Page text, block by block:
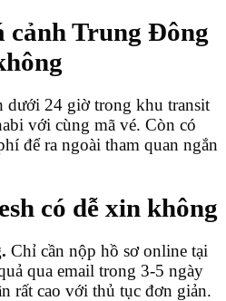
cảnh Trung Đông
dưới 24 giờ trong khu transit
với cùng mã vé. Còn có
để ra ngoài tham quan ngắn
có dễ xin không
Chỉ cần nộp hồ sơ online tại
qua email trong 3-5 ngày
rất cao với thủ tục đơn giản.